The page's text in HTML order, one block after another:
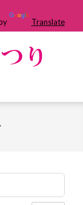
Translate